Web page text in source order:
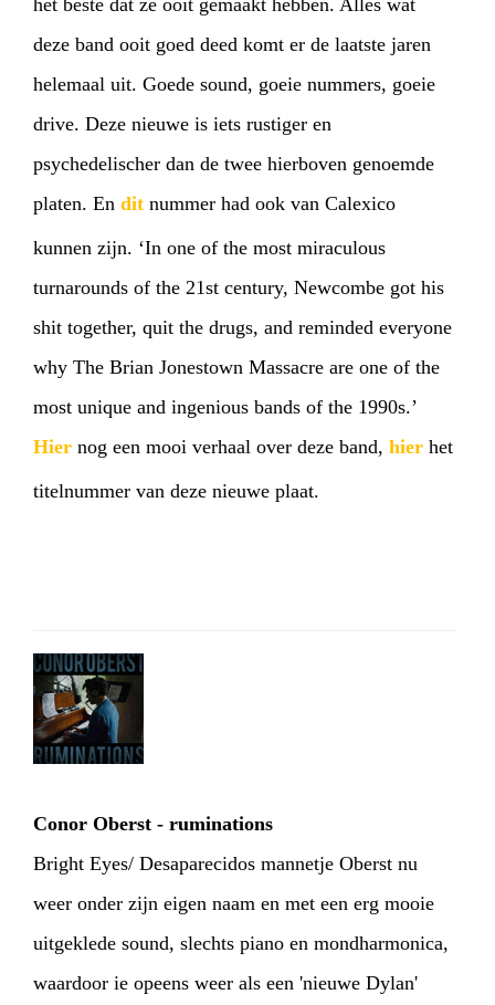
HOME AGENDA ARTDIVISION
PHOTOS NEWSINFO WEBSHOP
het beste dat ze ooit gemaakt hebben. Alles wat
deze band ooit goed deed komt er de laatste jaren
helemaal uit. Goede sound, goeie nummers, goeie
drive. Deze nieuwe is iets rustiger en
psychedelischer dan de twee hierboven genoemde
platen. En dit nummer had ook van Calexico
kunnen zijn. ‘In one of the most miraculous
turnarounds of the 21st century, Newcombe got his
shit together, quit the drugs, and reminded everyone
why The Brian Jonestown Massacre are one of the
most unique and ingenious bands of the 1990s.’
Hier nog een mooi verhaal over deze band, hier het
titelnummer van deze nieuwe plaat.
Conor Oberst - ruminations
Bright Eyes/ Desaparecidos mannetje Oberst nu
weer onder zijn eigen naam en met een erg mooie
uitgeklede sound, slechts piano en mondharmonica,
waardoor ie opeens weer als een 'nieuwe Dylan'